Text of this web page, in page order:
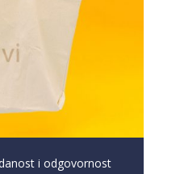
i odgovornost